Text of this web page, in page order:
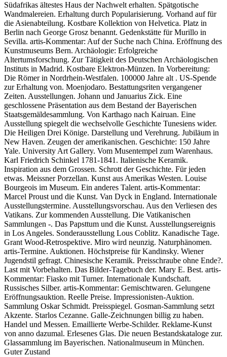
Südafrikas ältestes Haus der Nachwelt erhalten. Spätgotische
Wandmalereien. Erhaltung durch Popularisierung. Vorhand auf für
die Asienabteilung. Kostbare Kollektion von Helvetica. Platz in
Berlin nach George Grosz benannt. Gedenkstätte für Murillo in
Sevilla. artis-Kommentar: Auf der Suche nach China. Eröffnung des
Kunstmuseums Bern. Archäologie: Erfolgreiche
Altertumsforschung. Zur Tätigkeit des Deutschen Archäologischen
Instituts in Madrid. Kostbare Elektron-Münzen. In Vorbereitung:
Die Römer in Nordrhein-Westfalen. 100000 Jahre alt . US-Spende
zur Erhaltung von. Moenjodaro. Bestattungsriten vergangener
Zeiten. Ausstellungen. Johann und Januarius Zick. Eine
geschlossene Präsentation aus dem Bestand der Bayerischen
Staatsgemäldesammlung. Von Karthago nach Kairuan. Eine
Ausstellung spiegelt die wechselvolle Geschichte Tunesiens wider.
Die Heiligen Drei Könige. Darstellung und Verehrung. Jubiläum in
New Haven. Zeugen der amerikanischen. Geschichte: 150 Jahre
Yale. University Art Gallery. Vom Musentempel zum Warenhaus.
Karl Friedrich Schinkel 1781-1841. Italienische Keramik.
Inspiration aus dem Grossen. Schrott der Geschichte. Für jeden
etwas. Meissner Porzellan. Kunst aus Amerikas Westen. Louise
Bourgeois im Museum. Ein anderes Talent. artis-Kommentar:
Marcel Proust und die Kunst. Van Dyck in England. Internationale
Ausstellungstermine. Ausstellungsvorschau. Aus den Verliesen des
Vatikans. Zur kommenden Ausstellung. Die Vatikanischen
Sammlungen -. Das Papsttum und die Kunst. Ausstellungsereignis
in Los Angeles. Sonderausstellung Lous Coblitz. Kanadische Tage.
Grant Wood-Retrospektive. Miro wird neunzig. Naturphänomen.
artis-Termine. Auktionen. Höchstpreise für Kandinsky. Wiener
Jugendstil gefragt. Chinesische Keramik. Preisschraube ohne Ende?.
Last mit Vorbehalten. Das Bilder-Tagebuch der. Mary E. Best. artis-
Kommentar: Fiasko mit Turner. Internationale Kundschaft.
Russisches Silber. artis-Kommentar: Gemischtwaren. Gelungene
Eröffnungsauktion. Reelle Preise. Impressionisten-Auktion.
Sammlung Oskar Schmidt. Preisspiegel. Gosman-Sammlung setzt
Akzente. Starlos Cezanne. Galle-Zeichnungen billig zu haben.
Handel und Messen. Emaillierte Werbe-Schilder. Reklame-Kunst
von anno dazumal. Erlesenes Glas. Die neuen Bestandskataloge zur.
Glassammlung im Bayerischen. Nationalmuseum in München.
Guter Zustand